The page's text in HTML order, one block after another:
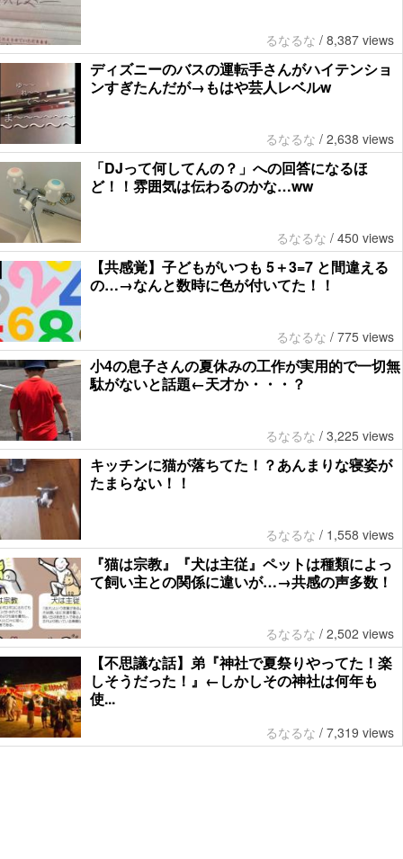
るなるな / 8,387 views
ディズニーのバスの運転手さんがハイテンショ
ンすぎたんだが→もはや芸人レベルw
るなるな / 2,638 views
「DJって何してんの？」への回答になるほ
ど！！雰囲気は伝わるのかな…ww
るなるな / 450 views
【共感覚】子どもがいつも 5＋3=7 と間違える
の…→なんと数時に色が付いてた！！
るなるな / 775 views
小4の息子さんの夏休みの工作が実用的で一切無
駄がないと話題←天才か・・・？
るなるな / 3,225 views
キッチンに猫が落ちてた！？あんまりな寝姿が
たまらない！！
るなるな / 1,558 views
『猫は宗教』『犬は主従』ペットは種類によっ
て飼い主との関係に違いが…→共感の声多数！
るなるな / 2,502 views
【不思議な話】弟『神社で夏祭りやってた！楽
しそうだった！』←しかしその神社は何年も
使...
るなるな / 7,319 views